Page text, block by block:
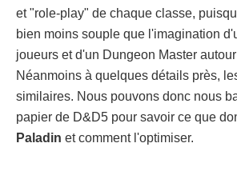
et "role-play" de chaque classe,
bien moins souple que l'imagination
joueurs et d'un Dungeon Master
Néanmoins à quelques détails près,
similaires. Nous pouvons donc nous
papier de D&D5 pour savoir ce que
Paladin et comment l'optimiser.